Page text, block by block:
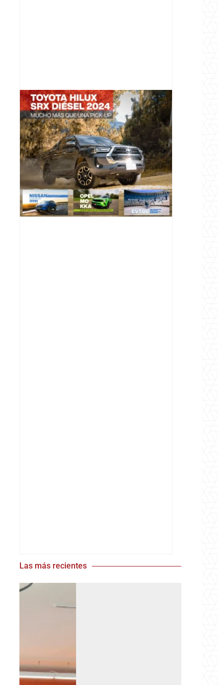
Follow
@v12_magazine
Las más recientes